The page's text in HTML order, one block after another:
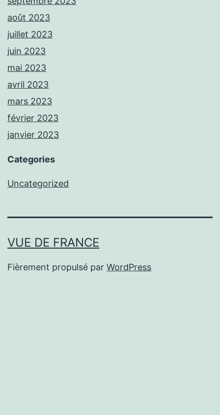
août 2023
juillet 2023
juin 2023
mai 2023
avril 2023
mars 2023
février 2023
janvier 2023
Categories
Uncategorized
VUE DE FRANCE
Fièrement propulsé par WordPress